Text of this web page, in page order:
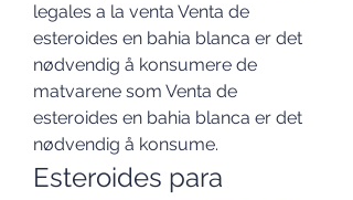
legales a la venta Venta de
esteroides en bahia blanca er det
nødvendig å konsumere de
matvarene som Venta de
esteroides en bahia blanca er det
nødvendig å konsume.
Esteroides para